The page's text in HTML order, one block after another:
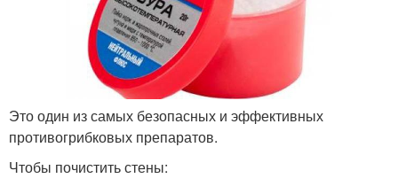
Это один из самых безопасных и эффективных
противогрибковых препаратов.
Чтобы почистить стены: